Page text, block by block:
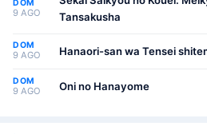
DOM
9 AGO
Tansakusha
DOM
9 AGO Hanaori-san wa Tensei
DOM
9 AGO Oni no Hanayome